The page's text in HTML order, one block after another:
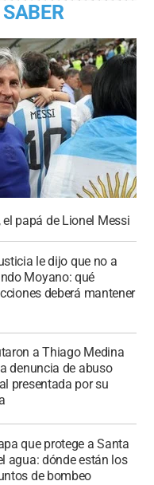
papá de Lionel Messi
le dijo que no a
Moyano: qué
deberá mantener
a Thiago Medina
denuncia de abuso
presentada por su
que protege a Santa
agua: dónde están los
de bombeo